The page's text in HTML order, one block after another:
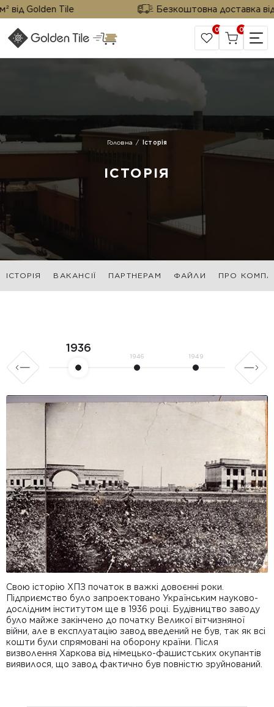
від Golden Tile Безкоштовна доставка від
САЙТ КОМПАНІЇ
0 0
Головна Історія
ІСТОРІЯ
ІСТОРІЯ ВАКАНСІЇ ПАРТНЕРАМ ФАЙЛИ ПРО
1936
1946 1949 1951
Свою історію ХПЗ початок в важкі довоєнні роки.
Підприємство було запроектовано Українським науково-
дослідним інститутом ще в 1936 році. Будівництво заводу
було майже закінчено до початку Великої вітчизняної
війни, але в експлуатацію завод введений не був, так як всі
кошти були спрямовані на оборону країни. Після
визволення Харкова від німецько-фашистських окупантів
виявилося, що завод фактично був повністю зруйнований.